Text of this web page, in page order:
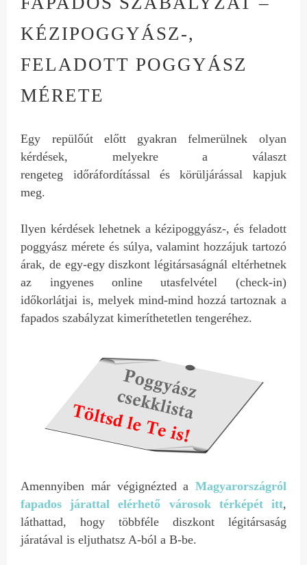
KÉZIPOGGYÁSZ-,
FELADOTT POGGYÁSZ
MÉRETE
Egy repülőút előtt gyakran felmerülnek olyan
kérdések, melyekre a választ
rengeteg időráfordítással és körüljárással kapjuk
meg.
Ilyen kérdések lehetnek a kézipoggyász-, és feladott
poggyász mérete és súlya, valamint hozzájuk tartozó
árak, de egy-egy diszkont légitársaságnál eltérhetnek
az ingyenes online utasfelvétel (check-in)
időkorlátjai is, melyek mind-mind hozzá tartoznak a
fapados szabályzat kimeríthetetlen tengeréhez.
Amennyiben már végignézted a Magyarországról
fapados járattal elérhető városok térképét itt,
láthattad, hogy többféle diszkont légitársaság
járatával is eljuthatsz A-ból a B-be.